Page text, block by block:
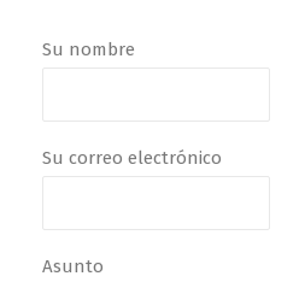
Su nombre
Su correo electrónico
Asunto